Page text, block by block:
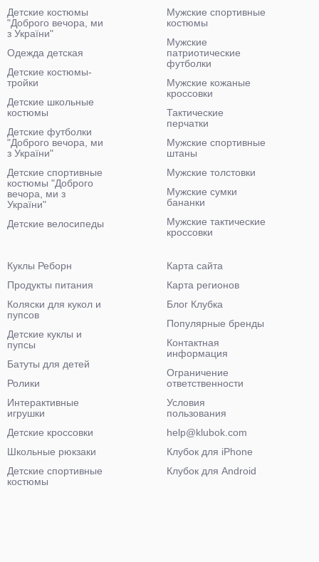
Детские костюмы
"Доброго вечора, ми
з України"
Одежда детская
Детские костюмы-
тройки
Детские школьные
костюмы
Детские футболки
"Доброго вечора, ми
з України"
Детские спортивные
костюмы "Доброго
вечора, ми з
України"
Детские велосипеды
Мужские спортивные
костюмы
Мужские
патриотические
футболки
Мужские кожаные
кроссовки
Тактические
перчатки
Мужские спортивные
штаны
Мужские толстовки
Мужские сумки
бананки
Мужские тактические
кроссовки
Куклы Реборн
Продукты питания
Коляски для кукол и
пупсов
Детские куклы и
пупсы
Батуты для детей
Ролики
Интерактивные
игрушки
Детские кроссовки
Школьные рюкзаки
Детские спортивные
костюмы
Карта сайта
Карта регионов
Блог Клубка
Популярные бренды
Контактная
информация
Ограничение
ответственности
Условия
пользования
help@klubok.com
Клубок для iPhone
Клубок для Android